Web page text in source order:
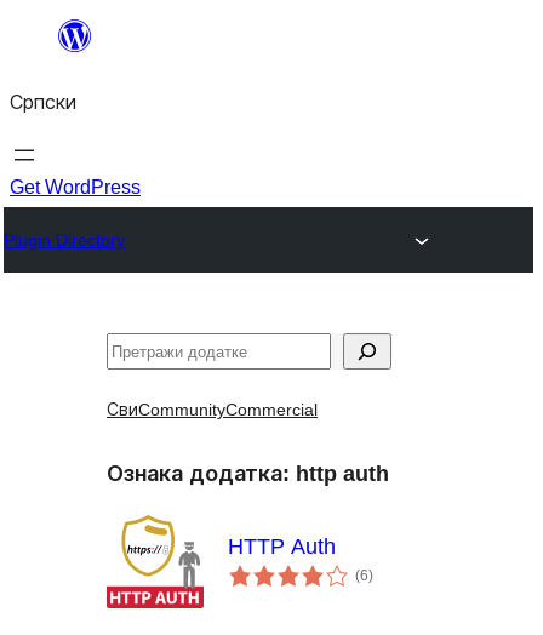
Скочи
садржај
Српски
Get WordPress
Plugin Directory
Претрага
СвиCommunityCommercial
Ознака додатка: http auth
HTTP Auth
(6укупних
оцена
)